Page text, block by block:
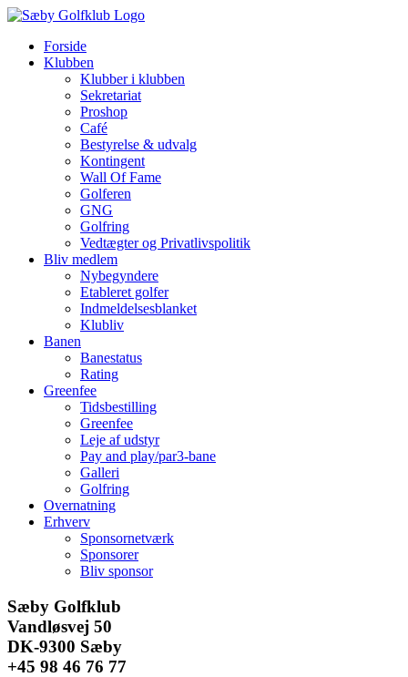
Skip
contentForside
Klubben
Klubber i klubben
Sekretariat
Proshop
Café
Bestyrelse & udvalg
Kontingent
Wall Of Fame
Golferen
GNG
Golfring
Vedtægter og Privatlivspolitik
Bliv medlem
Nybegyndere
Etableret golfer
Indmeldelsesblanket
Klubliv
Banen
Banestatus
Rating
Greenfee
Tidsbestilling
Greenfee
Leje af udstyr
Pay and play/par3-bane
Galleri
Golfring
Overnatning
Erhverv
Sponsornetværk
Sponsorer
Bliv sponsor
Facebook
Instagram
E-
mail
Sæby Golfklub
Vandløsvej 50
DK-9300 Sæby
+45 98 46 76 77